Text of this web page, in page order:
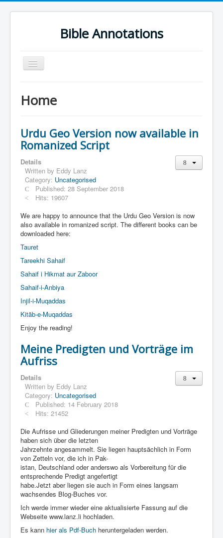
Bible Annotations
Toggle
Navigation
Urdu Geo Version
Urdu
Hebrew OT
Greek NT
Links
Home
Urdu Geo Version now available in
Romanized Script
Details
Written by Eddy Lanz
Category: Uncategorised
Published: 28 September 2018
Hits: 19607
We are happy to announce that the Urdu Geo Version is now
also available in romanized script. The different books can be
downloaded here:
Tauret
Tareekhi Sahaif
Sahaif i Hikmat aur Zaboor
Sahaif-i-Anbiya
Injil-i-Muqaddas
Kitāb-e-Muqaddas
Enjoy the reading!
Meine Predigten und Vorträge im
Aufriss
Details
Written by Eddy Lanz
Category: Uncategorised
Published: 14 February 2018
Hits: 21452
Die Aufrisse und Gliederungen meiner Predigten und Vorträge
haben sich über die letzten
Jahrzehnte angesammelt. Sie liegen hauptsächlich in Form
von Zetteln vor, die ich in Pak-
istan, Deutschland oder anderswo als Vorbereitung für die
entsprechende Predigt angefertigt
habe.Jetzt aber liegen sie auch in Form eines langsam
wachsendes Blog-Buches vor.
Ich werde immer wieder eine aktualisierte Fassung auf die
Webseite www.lanz.li hochladen.
Es kann hier als Pdf-Buch heruntergeladen werden.